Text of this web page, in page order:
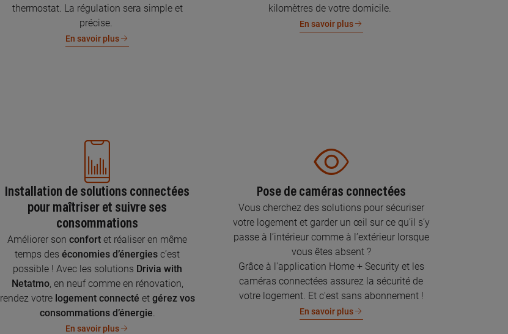
thermostat. La régulation sera simple et
précise.
En savoir plus
kilomètres de votre domicile.
En savoir plus
Installation de solutions connectées
pour maîtriser et suivre ses
consommations
Améliorer son confort et réaliser en même
temps des économies d’énergies c’est
possible ! Avec les solutions Drivia with
Netatmo, en neuf comme en rénovation,
rendez votre logement connecté et gérez vos
consommations d’énergie.
En savoir plus
Pose de caméras connectées
Vous cherchez des solutions pour sécuriser
votre logement et garder un œil sur ce qu’il s’y
passe à l’intérieur comme à l’extérieur lorsque
vous êtes absent ?
Grâce à l'application Home + Security et les
caméras connectées assurez la sécurité de
votre logement. Et c'est sans abonnement !
En savoir plus